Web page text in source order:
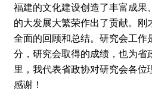
福建的文化建设创造了丰富成果
的大发展大繁荣作出了贡献。刚
全面的回顾和总结。研究会工作
分，研究会取得的成绩，也为省
里，我代表省政协对研究会各位
感谢！